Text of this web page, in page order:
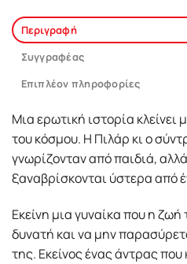
Περιγραφή
Συγγραφέας
Επιπλέον πληροφορίες
Mια ερωτική ιστορία
του κόσμου. H Πιλάρ κι ο
γνωρίζονταν από παιδιά,
ξαναβρίσκονται ύστερα από
Eκείνη μια γυναίκα που η ζωή
δυνατή και να μην
της. Eκείνος ένας άντρας που